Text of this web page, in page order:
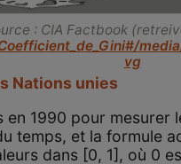
: CIA Factbook
vg
Nations unies
1990 pour
et la formule
dans [0, 1], où 0